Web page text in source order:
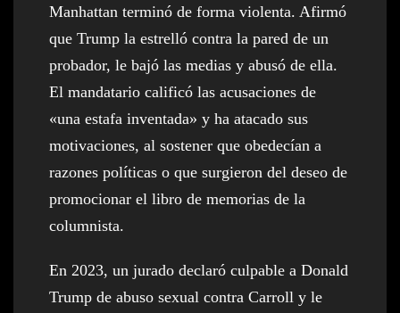
Manhattan terminó de forma violenta. Afirmó
que Trump la estrelló contra la pared de un
probador, le bajó las medias y abusó de ella.
El mandatario calificó las acusaciones de
«una estafa inventada» y ha atacado sus
motivaciones, al sostener que obedecían a
razones políticas o que surgieron del deseo de
promocionar el libro de memorias de la
columnista.
En 2023, un jurado declaró culpable a Donald
Trump de abuso sexual contra Carroll y le